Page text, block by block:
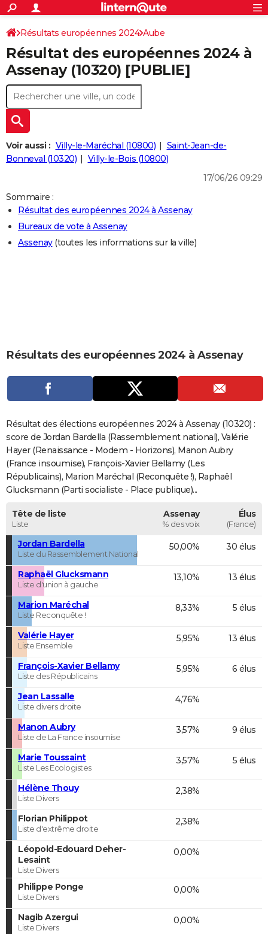
ACTUALITÉS
Politique
Société
Faits Divers
Education
Monde
Villes
+
SPORT
Coupe du monde 2026
Football
Tennis
Cyclisme
Rugby
Forum
Programme TV
TNT
Streaming
Cinéma
Sorties cinéma
Musique
+
FINANCE
Retraite
Impôts
Epargne
Immobilier
Risques naturels par ville
Banque
Assurance
Crédit
AUTO
Essais
Réserver un essai
Citadines
Berlines
SUV
Forum auto
+
HIGH-TECH
Mobiles
Meilleur smartphone
Internet
Ordinateurs
Jeux vidéo
Guide high-tech
+
BRICOLAGE
Guides de France
Escapades
Patrimoine
Expositions
Musées
Week-end nature
LIFESTYLE
Art de vivre
Bien-être
Loisirs
Mode
Modes de vie
CARTE DE VOEUX
Carte de Noël
Carte Bonne année
Carte Saint-Valentin
Carte Pâques
Carte d'anniversaire
DICTIONNAIRE
Dictionnaire
Biographies
Citations
Expressions
Proverbes
PROGRAMME TV
COPAINS D'AVANT
S'inscrire
Se connecter
Lycées
Collèges
Primaires
Universités
Entreprises
Service militaire
Avis de recherche
AVIS DE DÉCÈS
FORUM
S'inscrire
Connexion
Résultats européennes 2024 Aube
Résultat des européennes 2024 à
Assenay (10320) [PUBLIE]
Voir aussi : Villy-le-Maréchal (10800)
Saint-Jean-de-
Bonneval (10320)
Villy-le-Bois (10800)
17/06/26 09:29
Sommaire :
Résultat des européennes 2024 à Assenay
Bureaux de vote à Assenay
Assenay(toutes les informations sur la ville)
Résultats des européennes 2024 à Assenay
Résultat des élections européennes 2024 à Assenay (10320) :
score de Jordan Bardella (Rassemblement national), Valérie
Hayer (Renaissance - Modem - Horizons), Manon Aubry
(France insoumise), François-Xavier Bellamy (Les
Républicains), Marion Maréchal (Reconquête !), Raphaël
Glucksmann (Parti socialiste - Place publique)...
Tête de liste
Liste
Assenay
% des voix
Élus
(France)
Jordan Bardella
Liste du Rassemblement National
50,00% 30 élus
Raphaël Glucksmann
Liste d'union à gauche
13,10% 13 élus
Marion Maréchal
Liste Reconquête !
8,33% 5 élus
Valérie Hayer
Liste Ensemble
5,95% 13 élus
François-Xavier Bellamy
Liste des Républicains
5,95% 6 élus
Jean Lassalle
Liste divers droite
4,76%
Manon Aubry
Liste de La France insoumise
3,57% 9 élus
Marie Toussaint
Liste Les Ecologistes
3,57% 5 élus
Hélène Thouy
Liste Divers
2,38%
Florian Philippot
Liste d'extrême droite
2,38%
Léopold-Edouard Deher-
Lesaint
Liste Divers
0,00%
Philippe Ponge
Liste Divers
0,00%
Nagib Azergui
Liste Divers
0,00%